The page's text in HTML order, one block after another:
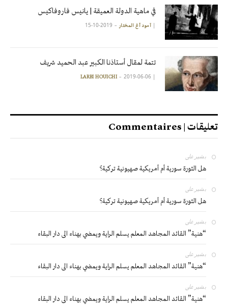
في ماهية الدولة العميقة | يانيس فاروفاكيس
| آمود أغ المختار 2019-10-15
تتمة لمقال أستاذنا الكبير عبد الحميد شريف
|
LARBI HOUICHI 2019-06-06
تعليقات | Commentaires
بشير على
هل الثورة سورية أم أمريكية صهيونية تركية؟
بشير على
هل الثورة سورية أم أمريكية صهيونية تركية؟
بشير على
“هنية” القائد المجاهد المعلم يسلم الراية ويمضي بهناء الى دار البقاء
بشير على
“هنية” القائد المجاهد المعلم يسلم الراية ويمضي بهناء الى دار البقاء
بشير على
“هنية” القائد المجاهد المعلم يسلم الراية ويمضي بهناء الى دار البقاء